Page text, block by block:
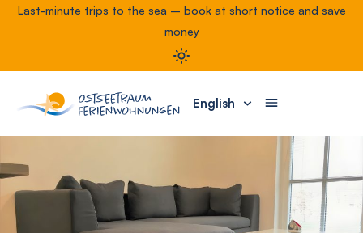
Last-minute trips to the sea – book at short notice and save
money
English